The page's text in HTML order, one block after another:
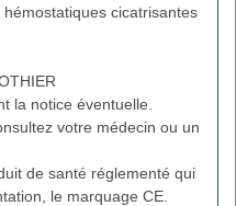
hémostatiques cicatrisantes
la notice éventuelle.
votre médecin ou un
de santé réglementé qui
le marquage CE.